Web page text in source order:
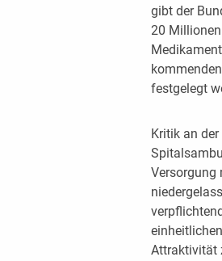
gibt der
20
festgelegt
Kritik an
Versorgung
Attraktivität